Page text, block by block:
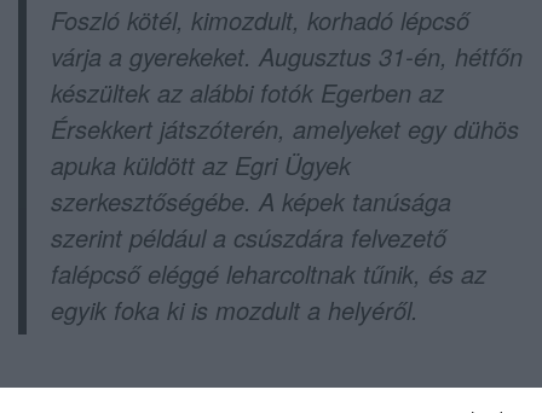
Foszló kötél, kimozdult, korhadó lépcső
várja a gyerekeket. Augusztus 31-én, hétfőn
készültek az alábbi fotók Egerben az
Érsekkert játszóterén, amelyeket egy dühös
apuka küldött az Egri Ügyek
szerkesztőségébe. A képek tanúsága
szerint például a csúszdára felvezető
falépcső eléggé leharcoltnak tűnik, és az
egyik foka ki is mozdult a helyéről.